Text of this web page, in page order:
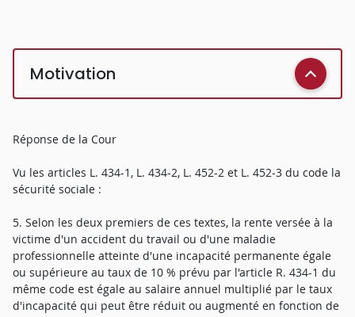
Motivation
Réponse de la Cour
Vu les articles L. 434-1, L. 434-2, L. 452-2 et L. 452-3 du code la
sécurité sociale :
5. Selon les deux premiers de ces textes, la rente versée à la
victime d'un accident du travail ou d'une maladie
professionnelle atteinte d'une incapacité permanente égale
ou supérieure au taux de 10 % prévu par l'article R. 434-1 du
même code est égale au salaire annuel multiplié par le taux
d'incapacité qui peut être réduit ou augmenté en fonction de